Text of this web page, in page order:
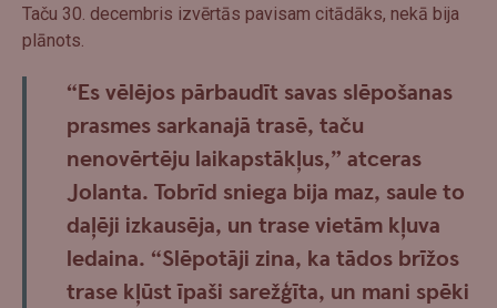
Taču 30. decembris izvērtās pavisam citādāks, nekā bija
plānots.
“Es vēlējos pārbaudīt savas slēpošanas
prasmes sarkanajā trasē, taču
nenovērtēju laikapstākļus,” atceras
Jolanta. Tobrīd sniega bija maz, saule to
daļēji izkausēja, un trase vietām kļuva
ledaina. “Slēpotāji zina, ka tādos brīžos
trase kļūst īpaši sarežģīta, un mani spēki